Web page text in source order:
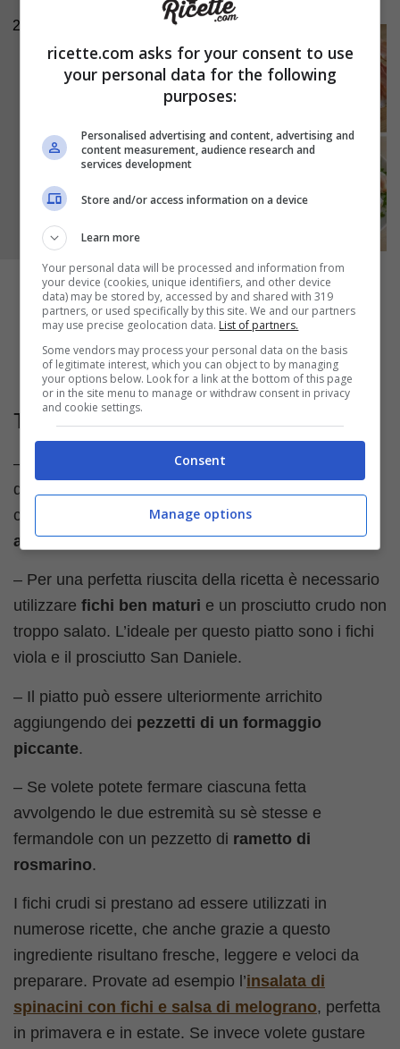
2
Trucchi e consigli
– Non preparate il piatto con troppo anticipo, in
quanto il risultato finale potrebbe essere
compromesso. L’ideale èservirlo subito dopo
averlo preparato.
– Per una perfetta riuscita della ricetta è necessario
utilizzare fichi ben maturi e un prosciutto crudo non
troppo salato. L’ideale per questo piatto sono i fichi
viola e il prosciutto San Daniele.
– Il piatto può essere ulteriormente arrichito
aggiungendo dei pezzetti di un formaggio
piccante.
– Se volete potete fermare ciascuna fetta
avvolgendo le due estremità su sè stesse e
fermandole con un pezzetto di rametto di
rosmarino.
I fichi crudi si prestano ad essere utilizzati in
numerose ricette, che anche grazie a questo
ingrediente risultano fresche, leggere e veloci da
preparare. Provate ad esempio l’insalata di
spinacini con fichi e salsa di melograno, perfetta
in primavera e in estate. Se invece volete gustare
ricette.com asks for your consent to use
your personal data for the following
purposes:
Personalised advertising and content, advertising and
content measurement, audience research and
services development
Store and/or access information on a device
Learn more
Your personal data will be processed and information from
your device (cookies, unique identifiers, and other device
data) may be stored by, accessed by and shared with 319
partners, or used specifically by this site. We and our partners
may use precise geolocation data. List of partners.
Some vendors may process your personal data on the basis
of legitimate interest, which you can object to by managing
your options below. Look for a link at the bottom of this page
or in the site menu to manage or withdraw consent in privacy
and cookie settings.
Consent
Manage options